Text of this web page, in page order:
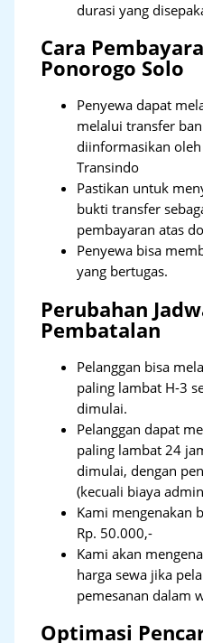
durasi yang
Cara
Ponorogo Solo
Penyewa dapat
melalui transfer
diinformasikan oleh
Transindo
Pastikan untuk
bukti transfer
pembayaran atas
Penyewa bisa
yang bertugas.
Perubahan
Pembatalan
Pelanggan bisa
paling lambat H-3
dimulai.
Pelanggan dapat
paling lambat 24
dimulai, dengan
(kecuali biaya
Kami mengenakan
Rp. 50.000,-
Kami akan
harga sewa jika
pemesanan dalam
Optimasi